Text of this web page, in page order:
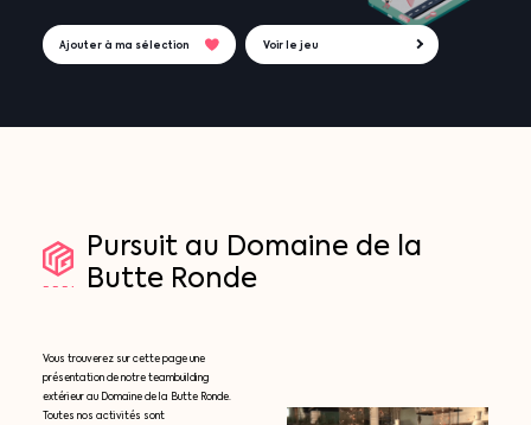
Ajouter à ma sélection Voir le jeu
Pursuit au Domaine de la
Butte Ronde
Vous trouverez sur cette page une
présentation de notre teambuilding
extérieur au Domaine de la Butte Ronde.
Toutes nos activités sont